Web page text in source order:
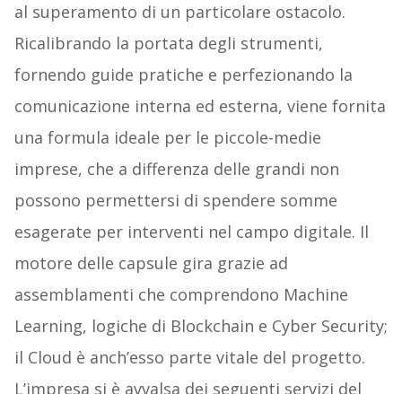
al superamento di un particolare ostacolo.
Ricalibrando la portata degli strumenti,
fornendo guide pratiche e perfezionando la
comunicazione interna ed esterna, viene fornita
una formula ideale per le piccole-medie
imprese, che a differenza delle grandi non
possono permettersi di spendere somme
esagerate per interventi nel campo digitale. Il
motore delle capsule gira grazie ad
assemblamenti che comprendono Machine
Learning, logiche di Blockchain e Cyber Security;
il Cloud è anch’esso parte vitale del progetto.
L’impresa si è avvalsa dei seguenti servizi del